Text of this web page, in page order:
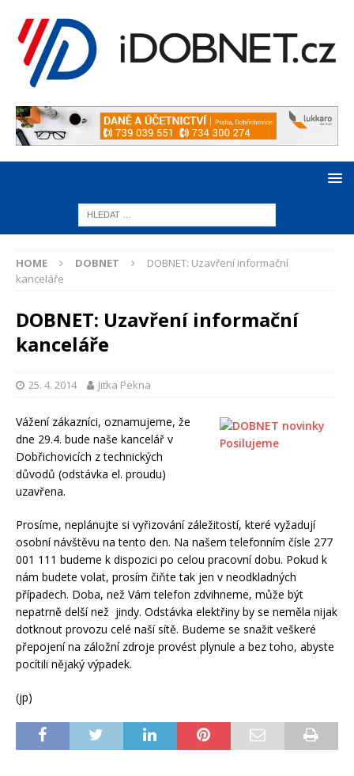
HOME DOBNET
DOBNET: Uzavření informační
kanceláře
DOBNET: Uzavření informační
kanceláře
25. 4. 2014 Jitka Pekna
Vážení zákazníci, oznamujeme, že
dne 29.4. bude naše kancelář v
Dobřichovicích z technických
důvodů (odstávka el. proudu)
uzavřena.
Prosíme, neplánujte si vyřizování záležitostí, které vyžadují
osobní návštěvu na tento den. Na našem telefonním čísle 277
001 111 budeme k dispozici po celou pracovní dobu. Pokud k
nám budete volat, prosím čiňte tak jen v neodkladných
případech. Doba, než Vám telefon zdvihneme, může být
nepatrně delší než jindy. Odstávka elektřiny by se neměla nijak
dotknout provozu celé naší sítě. Budeme se snažit veškeré
přepojení na záložní zdroje provést plynule a bez toho, abyste
pocítili nějaký výpadek.
(jp)